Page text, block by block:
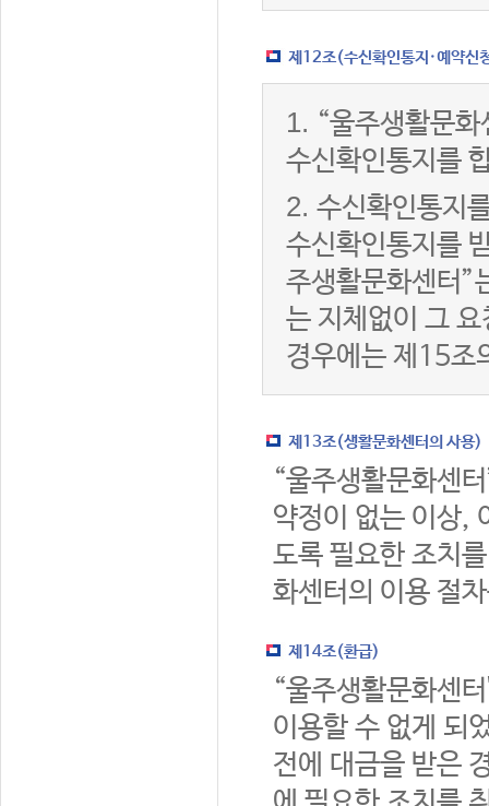
제12조(수신확인통지·예약신
1. “울주생활문
수신확인통지를
2. 수신확인통지
수신확인통지를
주생활문화센터”
는 지체없이 그
경우에는 제15조
제13조(생활문화센터의 사용)
“울주생활문화센
약정이 없는 이상,
도록 필요한 조치
화센터의 이용 절
제14조(환급)
“울주생활문화센
이용할 수 없게 되
전에 대금을 받은